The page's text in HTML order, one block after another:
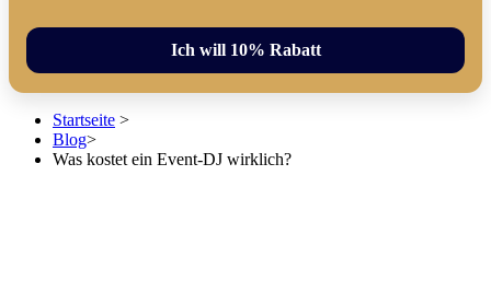
Ich will 10% Rabatt
Startseite >
Blog>
Was kostet ein Event-DJ wirklich?